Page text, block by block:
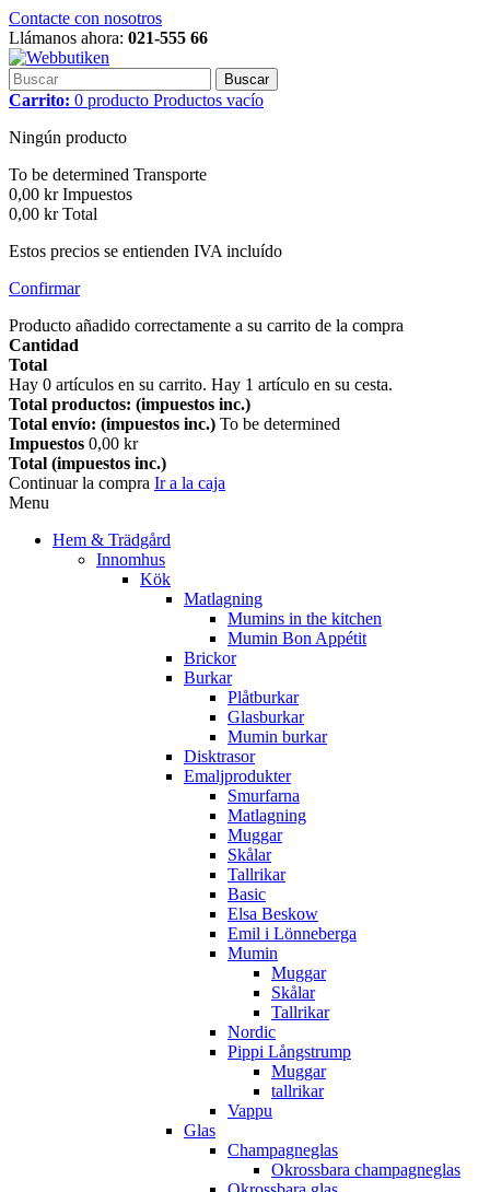
Contacte con nosotros
Llámanos ahora: 021-555 66
Buscar
Carrito: 0 producto Productos vacío
Ningún producto
To be determined Transporte
0,00 kr Impuestos
0,00 kr Total
Estos precios se entienden IVA incluído
Confirmar
Producto añadido correctamente a su carrito de la compra
Cantidad
Total
Hay 0 artículos en su carrito. Hay 1 artículo en su cesta.
Total productos: (impuestos inc.)
Total envío: (impuestos inc.) To be determined
Impuestos 0,00 kr
Total (impuestos inc.)
Continuar la compra Ir a la caja
Menu
Hem & Trädgård
Innomhus
Kök
Matlagning
Mumins in the kitchen
Mumin Bon Appétit
Brickor
Burkar
Plåtburkar
Glasburkar
Mumin burkar
Disktrasor
Emaljprodukter
Smurfarna
Matlagning
Muggar
Skålar
Tallrikar
Basic
Elsa Beskow
Emil i Lönneberga
Mumin
Muggar
Skålar
Tallrikar
Nordic
Pippi Långstrump
Muggar
tallrikar
Vappu
Glas
Champagneglas
Okrossbara champagneglas